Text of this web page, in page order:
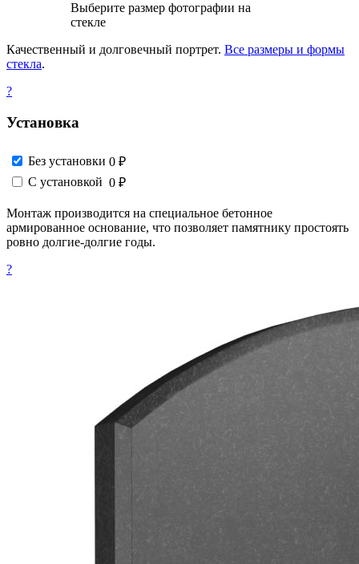
Выберите размер фотографии на
стекле
Качественный и долговечный портрет. Все размеры и формы
стекла.
?
Установка
Без установки 0 ₽
С установкой 0 ₽
Монтаж производится на специальное бетонное
армированное основание, что позволяет памятнику простоять
ровно долгие-долгие годы.
?